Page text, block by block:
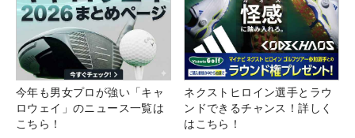
今年も男女プロが強い「キャ
ロウェイ」のニュース一覧は
こちら！
ネクストヒロイン選手とラウ
ンドできるチャンス！詳しく
はこちら！